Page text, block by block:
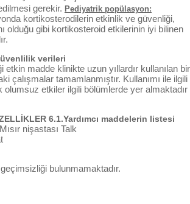
gerekir. Pediyatrik popülasyon:
kortikosterodilerin etkinlik ve güvenliği,
olduğu gibi kortikosteroid etkilerinin iyi bilinen
verileri
etkin madde klinikte uzun yıllardır kullanılan bir
çalışmalar tamamlanmıştır. Kullanımı ile ilgili
olumsuz etkiler ilgili bölümlerde yer almaktadır
6.1.Yardımcı maddelerin listesi
nişastası Talk
bulunmamaktadır.